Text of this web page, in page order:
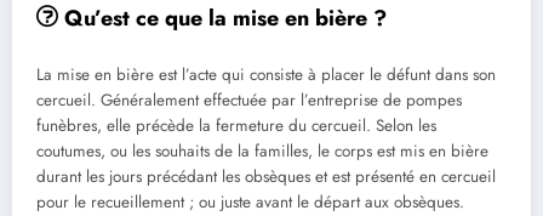
Qu’est ce que la mise en bière ?
La mise en bière est l’acte qui consiste à placer le défunt dans son
cercueil. Généralement effectuée par l’entreprise de pompes
funèbres, elle précède la fermeture du cercueil. Selon les
coutumes, ou les souhaits de la familles, le corps est mis en bière
durant les jours précédant les obsèques et est présenté en cercueil
pour le recueillement ; ou juste avant le départ aux obsèques.